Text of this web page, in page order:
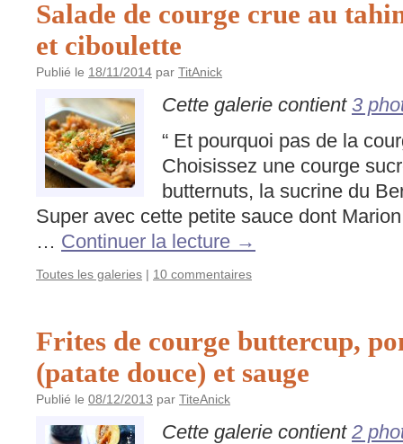
Salade de courge crue au
et ciboulette
Publié le 18/11/2014 par TitAnick
Cette galerie contient 3
“ Et pourquoi pas de la
Choisissez une courge
butternuts, la sucrine du
Super avec cette petite sauce dont
… Continuer la lecture →
Toutes les galeries | 10 commentaires
Frites de courge buttercup,
(patate douce) et sauge
Publié le 08/12/2013 par TiteAnick
Cette galerie contient 2